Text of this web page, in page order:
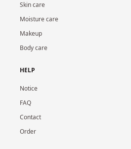
Skin care
Moisture care
Makeup
Body care
HELP
Notice
FAQ
Contact
Order